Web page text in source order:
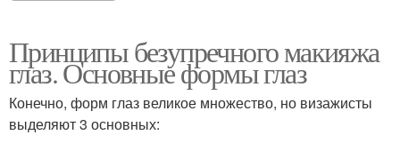
Принципы безупречного макияжа
глаз. Основные формы глаз
Конечно, форм глаз великое множество, но визажисты
выделяют 3 основных: